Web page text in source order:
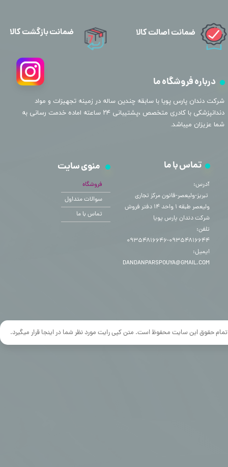
تمام حقوق این سایت محفوظ است. متن کپی رایت مورد نظر شما در اینجا قرار میگیرد.
درباره فروشگاه ما
​شرکت دندان پارس پویا با سابقه چندین ساله در زمینه تجهیزات و مواد
دندانپزشکی با کادری متخصص ،پشتیبانی ۲۴ ساعته اماده خدمت رسانی به
شما عزیزان میباشد.
منوی سایت
فروشگاه
سوالات متداول
تماس با ما
تماس با ما
آدرس:
​​​​​​​ تبریز-ولیعصر-قانون مرکز تجاری
ولیعصر طبقه ۱ واحد ۱۴ دفتر فروش
شرکت دندان پارس پویا
تلفن:
۰۹۳۵۴۸۱۶۶۴۴-۰۹۳۵۴۸۱۶۶۴۶
ایمیل:
DANDANPARSPOUYA@GMAIL.COM
ضمانت اصالت کالا ضمانت بازگشت کالا